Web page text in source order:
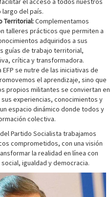
del país.
Territorial:Complementamos
talleres prácticos que permiten a
adquiridos a sus
guías de trabajo territorial,
crítica y transformadora.
EFP se nutre de las iniciativas de
el aprendizaje, sino que
propios militantes se conviertan en
experiencias, conocimientos y
espacio dinámico donde todos y
colectiva.
Partido Socialista trabajamos
comprometidos, con una visión
la realidad en línea con
igualdad y democracia.